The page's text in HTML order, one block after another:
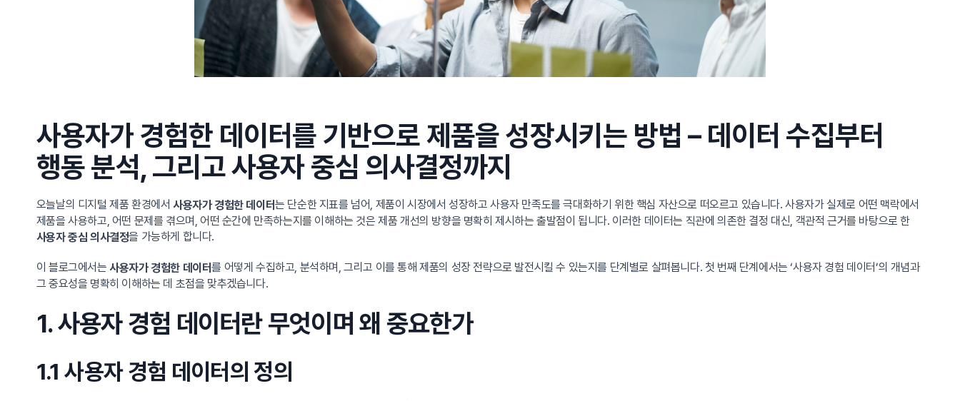
사용자가 경험한 데이터를 기반으로 제품을 성장시키는 방법 – 데이터 수집부터
행동 분석, 그리고 사용자 중심 의사결정까지
오늘날의 디지털 제품 환경에서 사용자가 경험한 데이터는 단순한 지표를 넘어, 제품이 시장에서 성장하고 사용자 만족도를 극대화하기 위한 핵심 자산으로 떠오르고 있습니다. 사용자가 실제로 어떤 맥락에서
제품을 사용하고, 어떤 문제를 겪으며, 어떤 순간에 만족하는지를 이해하는 것은 제품 개선의 방향을 명확히 제시하는 출발점이 됩니다. 이러한 데이터는 직관에 의존한 결정 대신, 객관적 근거를 바탕으로 한
사용자 중심 의사결정을 가능하게 합니다.
이 블로그에서는사용자가 경험한 데이터를 어떻게 수집하고, 분석하며, 그리고 이를 통해 제품의 성장 전략으로 발전시킬 수 있는지를 단계별로 살펴봅니다. 첫 번째 단계에서는 ‘사용자 경험 데이터’의 개념과
그 중요성을 명확히 이해하는 데 초점을 맞추겠습니다.
1. 사용자 경험 데이터란 무엇이며 왜 중요한가
1.1 사용자 경험 데이터의 정의